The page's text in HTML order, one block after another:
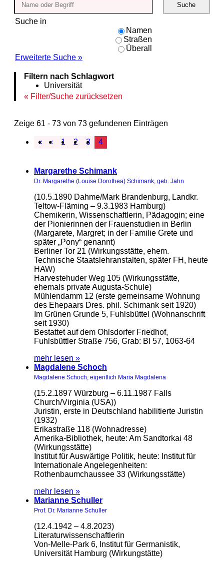
Suche in
Namen
Straßen
Überall
Erweiterte Suche »
Suche
Filtern nach Schlagwort
Universität
Filter/Suche zurücksetzen
Zeige 61 - 73 von 73 gefundenen Einträgen
« ‹ 1 2 3 4
Margarethe Schimank
Dr. Margarethe (Louise Dorothea) Schimank, geb. Jahn
(10.5.1890 Dahme/Mark Brandenburg, Landkr.
Teltow-Fläming – 9.3.1983 Hamburg)
Chemikerin, Wissenschaftlerin, Pädagogin; eine
der Pionierinnen der Frauenstudien in Berlin
(Margarete, Margret; in der Familie Grete und
später „Pony“ genannt)
Berliner Tor 21 (Wirkungsstätte, ehem.
Technische Staatslehranstalten, später FH, heute
HAW)
Harvestehuder Weg 105 (Wirkungsstätte,
ehemals private Augusta-Schule)
Mühlendamm 12 (erste gemeinsame Wohnung
des Ehepaars Dres. phil. Schimank seit 1920)
Im Grünen Grunde 5, Fuhlsbüttel (Wohnanschrift
seit 1930)
Bestattet auf dem Ohlsdorfer Friedhof,
Fuhlsbüttler Straße 756, Grab: BI 57, 1063-64
mehr lesen »
Magdalene Schoch
Magdalene Schoch, eigentlich Maria Magdalena
(15.2.1897 Würzburg – 6.11.1987 Falls
Church/Virginia (USA))
Juristin, erste in Deutschland habilitierte Juristin
(1932)
Erikastraße 118 (Wohnadresse)
Amerika-Bibliothek, heute: Am Sandtorkai 48
(Wirkungsstätte)
Institut für Auswärtige Politik, heute: Institut für
Internationale Angelegenheiten:
Rothenbaumchaussee 33 (Wirkungsstätte)
mehr lesen »
Marianne Schuller
Prof. Dr. Marianne Schuller
(12.4.1942 – 4.8.2023)
Literaturwissenschaftlerin
Von-Melle-Park 6, Institut für Germanistik,
Universität Hamburg (Wirkungstätte)